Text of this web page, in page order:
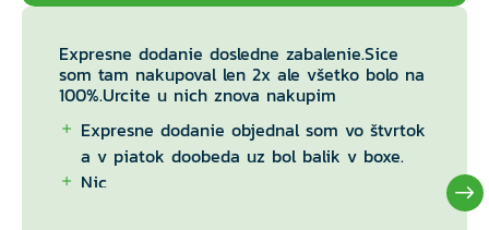
Expresne dodanie dosledne zabalenie.Sice
som tam nakupoval len 2x ale všetko bolo na
100%.Urcite u nich znova nakupim
Expresne dodanie objednal som vo štvrtok
a v piatok doobeda uz bol balik v boxe.
Nic